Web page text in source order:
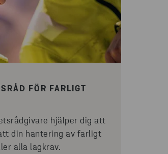
FÖR FARLIGT
hjälper dig att
din hantering av farligt
alla lagkrav.